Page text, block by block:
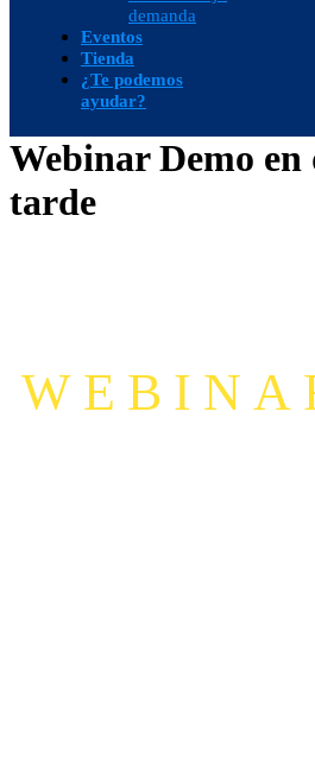
demanda
Eventos
Tienda
¿Te podemos
ayudar?
Webinar Demo
tarde